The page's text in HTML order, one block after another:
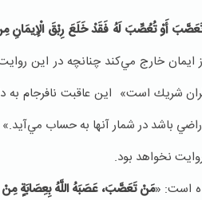
أَوْ تُعُصِّبَ لَهُ فَقَدْ خَلَعَ‏ رِبْقَ‏ الْإِيمَانِ
از ايمان خارج‌ مي‌كند چنانچه در
شريك است» اين عاقبت نافرجام به
باشد در شمار آنها به حساب مي‌آيد.»
نخواهد بود.
است: «مَنْ تَعَصَّبَ‏، عَصَبَهُ‏ اللَّهُ بِعِصَابَةٍ مِنْ